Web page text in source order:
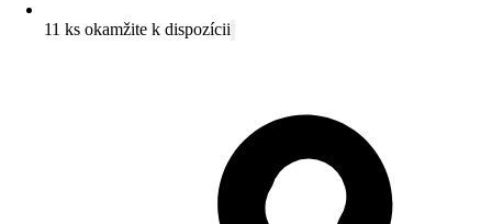
11 ks okamžite k dispozícii